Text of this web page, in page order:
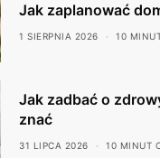
Jak zaplanować
1 SIERPNIA 2026 10
Jak zadbać o
znać
31 LIPCA 2026 10 MINUT